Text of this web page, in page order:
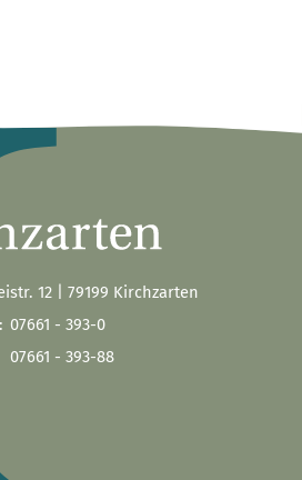
12 | 79199 Kirchzarten
07661 - 393-0
07661 - 393-88